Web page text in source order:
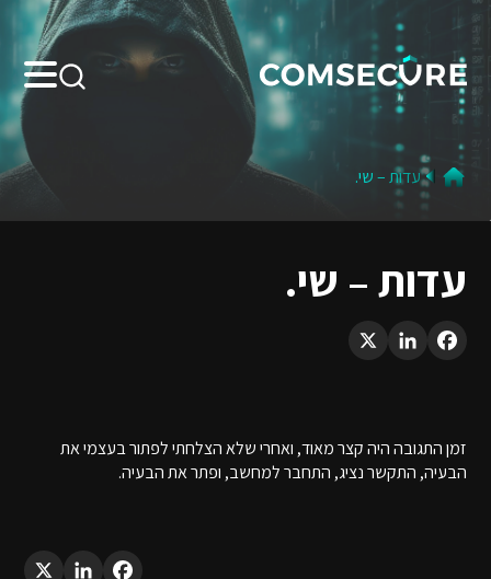
Search:
עדות – שי.
עדות – שי.
Facebook
LinkedIn
X
זמן התגובה היה קצר מאוד, ואחרי שלא הצלחתי לפתור בעצמי את
הבעיה, התקשר נציג, התחבר למחשב, ופתר את הבעיה.
Facebook
LinkedIn
X